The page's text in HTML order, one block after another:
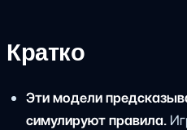
Кратко
Эти модели
симулируют правила.